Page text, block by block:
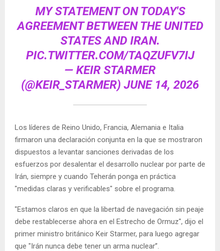
MY STATEMENT ON TODAY'S
AGREEMENT BETWEEN THE UNITED
STATES AND IRAN.
PIC.TWITTER.COM/TAQZUFV7IJ
— KEIR STARMER
(@KEIR_STARMER) JUNE 14, 2026
Los líderes de Reino Unido, Francia, Alemania e Italia
firmaron una declaración conjunta en la que se mostraron
dispuestos a levantar sanciones derivadas de los
esfuerzos por desalentar el desarrollo nuclear por parte de
Irán, siempre y cuando Teherán ponga en práctica
"medidas claras y verificables" sobre el programa.
"Estamos claros en que la libertad de navegación sin peaje
debe restablecerse ahora en el Estrecho de Ormuz", dijo el
primer ministro británico Keir Starmer, para luego agregar
que "Irán nunca debe tener un arma nuclear”.